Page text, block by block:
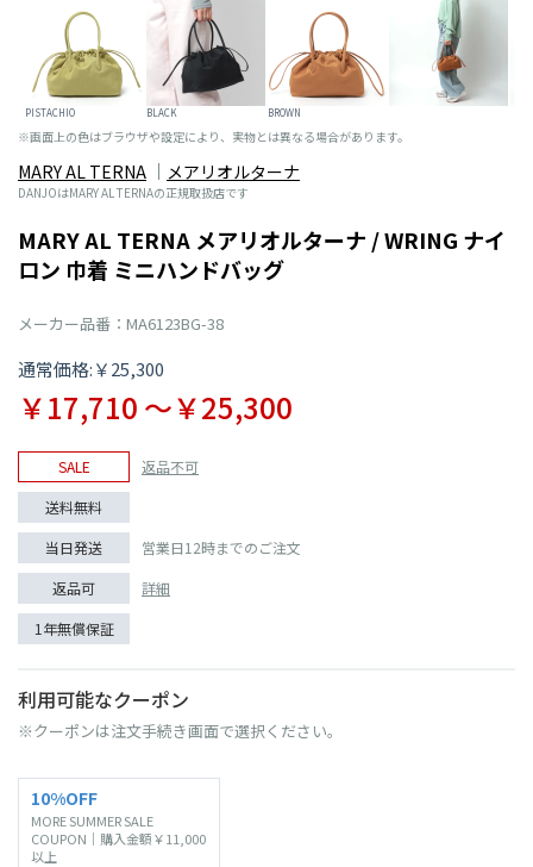
PISTACHIO BLACK BROWN
※画面上の色はブラウザや設定により、実物とは異なる場合があります。
MARY AL TERNA メアリオルターナ
DANJOはMARY AL TERNAの正規取扱店です
MARY AL TERNA メアリオルターナ / WRING ナイ
ロン 巾着 ミニハンドバッグ
メーカー品番：MA6123BG-38
通常価格:￥25,300
￥17,710 〜￥25,300
SALE
返品不可
送料無料
当日発送
営業日12時までのご注文
返品可
詳細
1年無償保証
利用可能なクーポン
※クーポンは注文手続き画面で選択ください。
10%OFF
MORE SUMMER SALE
COUPON｜購入金額￥11,000
以上